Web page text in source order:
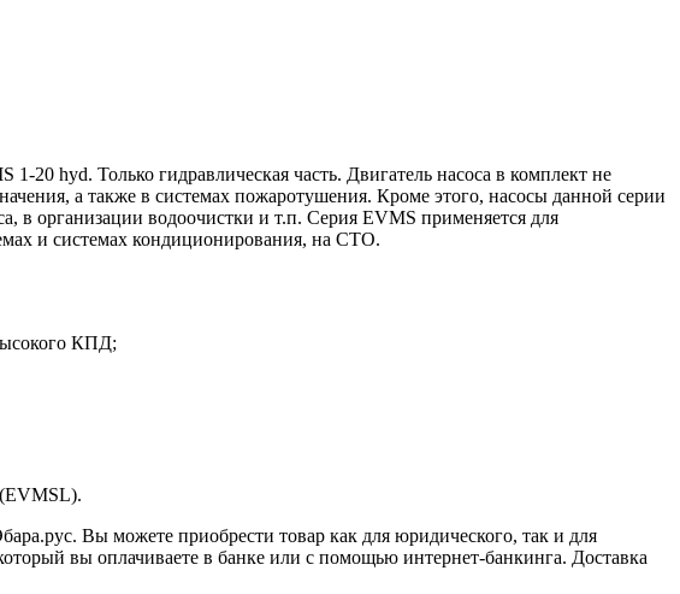
hyd. Только гидравлическая часть. Двигатель насоса в комплект не
а также в системах пожаротушения. Кроме этого, насосы данной серии
в организации водоочистки и т.п. Серия EVMS применяется для
и системах кондиционирования, на СТО.
КПД;
Вы можете приобрести товар как для юридического, так и для
вы оплачиваете в банке или с помощью интернет-банкинга. Доставка